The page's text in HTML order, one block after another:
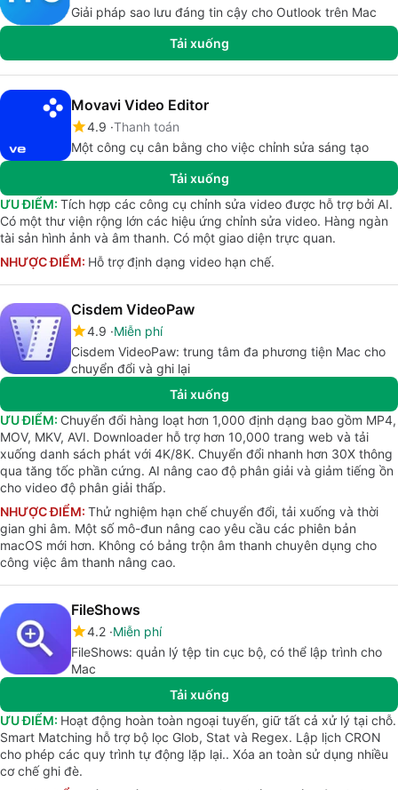
Giải pháp sao lưu đáng tin cậy cho Outlook trên Mac
Tải xuống
Movavi Video Editor
4.9 Thanh toán
Một công cụ cân bằng cho việc chỉnh sửa sáng tạo
Tải xuống
ƯU ĐIỂM: Tích hợp các công cụ chỉnh sửa video được hỗ trợ bởi AI.
Có một thư viện rộng lớn các hiệu ứng chỉnh sửa video. Hàng ngàn
tài sản hình ảnh và âm thanh. Có một giao diện trực quan.
NHƯỢC ĐIỂM: Hỗ trợ định dạng video hạn chế.
Cisdem VideoPaw
4.9 Miễn phí
Cisdem VideoPaw: trung tâm đa phương tiện Mac cho
chuyển đổi và ghi lại
Tải xuống
ƯU ĐIỂM: Chuyển đổi hàng loạt hơn 1,000 định dạng bao gồm MP4,
MOV, MKV, AVI. Downloader hỗ trợ hơn 10,000 trang web và tải
xuống danh sách phát với 4K/8K. Chuyển đổi nhanh hơn 30X thông
qua tăng tốc phần cứng. AI nâng cao độ phân giải và giảm tiếng ồn
cho video độ phân giải thấp.
NHƯỢC ĐIỂM: Thử nghiệm hạn chế chuyển đổi, tải xuống và thời
gian ghi âm. Một số mô-đun nâng cao yêu cầu các phiên bản
macOS mới hơn. Không có bảng trộn âm thanh chuyên dụng cho
công việc âm thanh nâng cao.
FileShows
4.2 Miễn phí
FileShows: quản lý tệp tin cục bộ, có thể lập trình cho
Mac
Tải xuống
ƯU ĐIỂM: Hoạt động hoàn toàn ngoại tuyến, giữ tất cả xử lý tại chỗ.
Smart Matching hỗ trợ bộ lọc Glob, Stat và Regex. Lập lịch CRON
cho phép các quy trình tự động lặp lại.. Xóa an toàn sử dụng nhiều
cơ chế ghi đè.